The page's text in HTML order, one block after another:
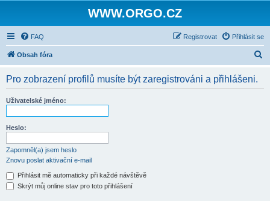
WWW.ORGO.CZ
FAQ Přihlásit se
Registrovat
Obsah fóra
Pro zobrazení profilů musíte být zaregistrováni a přihlášeni.
Uživatelské jméno:
Heslo:
Zapomněl(a) jsem heslo
Znovu poslat aktivační e-mail
Přihlásit mě automaticky při každé návštěvě
Skrýt můj online stav pro toto přihlášení